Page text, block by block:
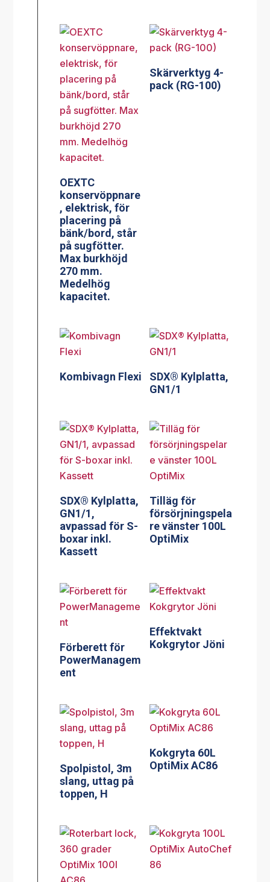
OEXTC
konservöppnare
, elektrisk, för
placering på
bänk/bord, står
på sugfötter.
Max burkhöjd
270 mm.
Medelhög
kapacitet.
Skärverktyg 4-
pack (RG-100)
Kombivagn Flexi
SDX® Kylplatta,
GN1/1
SDX® Kylplatta,
GN1/1,
avpassad för S-
boxar inkl.
Kassett
Tilläg för
försörjningspela
re vänster 100L
OptiMix
Förberett för
PowerManagem
ent
Effektvakt
Kokgrytor Jöni
Spolpistol, 3m
slang, uttag på
toppen, H
Kokgryta 60L
OptiMix AC86